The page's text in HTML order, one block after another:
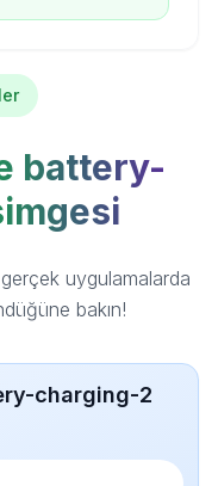
battery-
uygulamalarda
bakın!
charging-2